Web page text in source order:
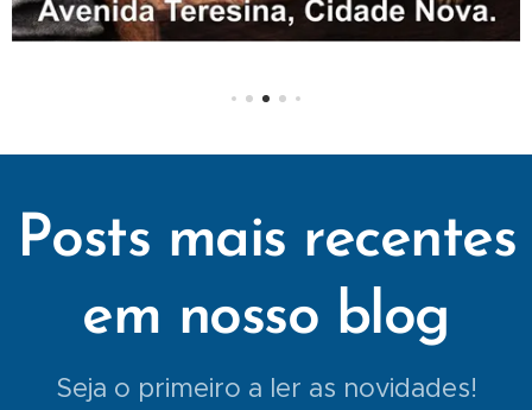
Posts mais recentes
em nosso blog
Seja o primeiro a ler as novidades!